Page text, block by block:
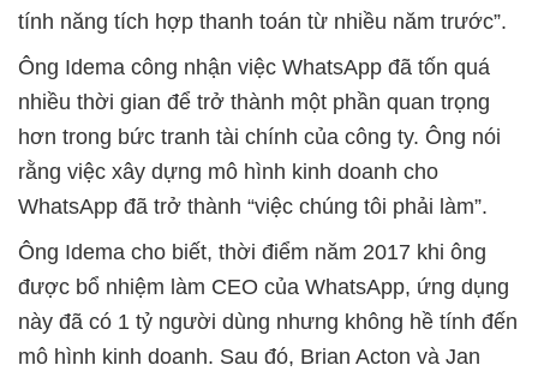
tính năng tích hợp thanh toán từ nhiều năm trước”.
Ông Idema công nhận việc WhatsApp đã tốn quá
nhiều thời gian để trở thành một phần quan trọng
hơn trong bức tranh tài chính của công ty. Ông nói
rằng việc xây dựng mô hình kinh doanh cho
WhatsApp đã trở thành “việc chúng tôi phải làm”.
Ông Idema cho biết, thời điểm năm 2017 khi ông
được bổ nhiệm làm CEO của WhatsApp, ứng dụng
này đã có 1 tỷ người dùng nhưng không hề tính đến
mô hình kinh doanh. Sau đó, Brian Acton và Jan